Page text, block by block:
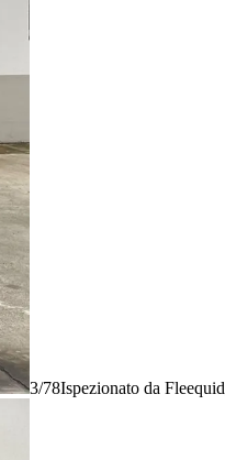
3/78Ispezionato da Fleequid